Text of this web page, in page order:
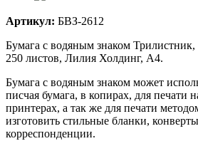
Артикул: БВЗ-2612
Бумага с водяным знаком
250 листов, Лилия Холдинг, А4.
Бумага с водяным знаком может
писчая бумага, в копирах, для печати
принтерах, а так же для печати
изготовить стильные бланки,
корреспонденции.